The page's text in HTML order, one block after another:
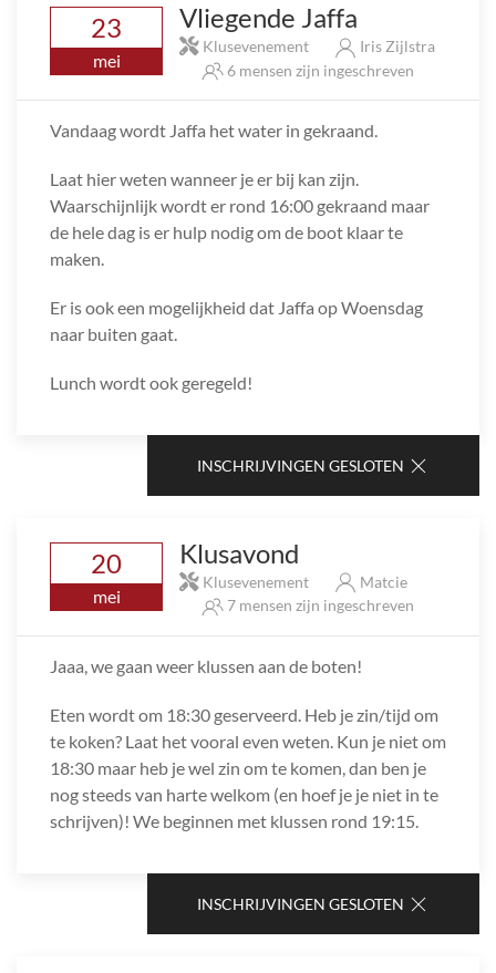
23
mei
Vliegende Jaffa
Klusevenement
Iris Zijlstra
6 mensen zijn ingeschreven
Vandaag wordt Jaffa het water in gekraand.
Laat hier weten wanneer je er bij kan zijn.
Waarschijnlijk wordt er rond 16:00 gekraand maar
de hele dag is er hulp nodig om de boot klaar te
maken.
Er is ook een mogelijkheid dat Jaffa op Woensdag
naar buiten gaat.
Lunch wordt ook geregeld!
INSCHRIJVINGEN GESLOTEN
20
mei
Klusavond
Klusevenement
Matcie
7 mensen zijn ingeschreven
Jaaa, we gaan weer klussen aan de boten!
Eten wordt om 18:30 geserveerd. Heb je zin/tijd om
te koken? Laat het vooral even weten. Kun je niet om
18:30 maar heb je wel zin om te komen, dan ben je
nog steeds van harte welkom (en hoef je je niet in te
schrijven)! We beginnen met klussen rond 19:15.
INSCHRIJVINGEN GESLOTEN